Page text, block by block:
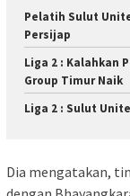
Pelatih Sulut
Persijap
Liga 2 : Kalahkan
Group Timur Naik
Liga 2 : Sulut
Dia mengatakan,